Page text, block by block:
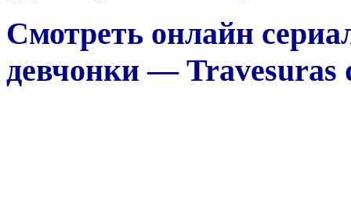
Смотреть онлайн
девчонки — Travesuras